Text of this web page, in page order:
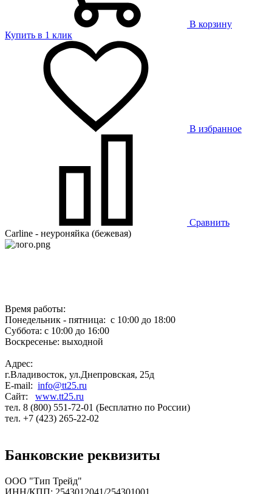
В корзину
Купить в 1 клик
В избранное
Сравнить
Carline - неуроняйка (бежевая)
Время работы:
Понедельник - пятница: с 10:00 до 18:00
Суббота: с 10:00 до 16:00
Воскресенье: выходной
Адрес:
г.Владивосток, ул.Днепровская, 25д
E-mail: info@tt25.ru
Сайт: www.tt25.ru
тел. 8 (800) 551-72-01 (Бесплатно по России)
тел. +7 (423) 265-22-02
Банковские реквизиты
ООО "Тип Трейд"